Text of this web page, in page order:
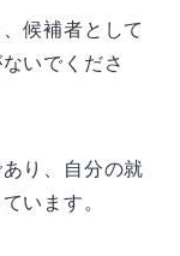
候補者として
いでくださ
り、自分の就
います。